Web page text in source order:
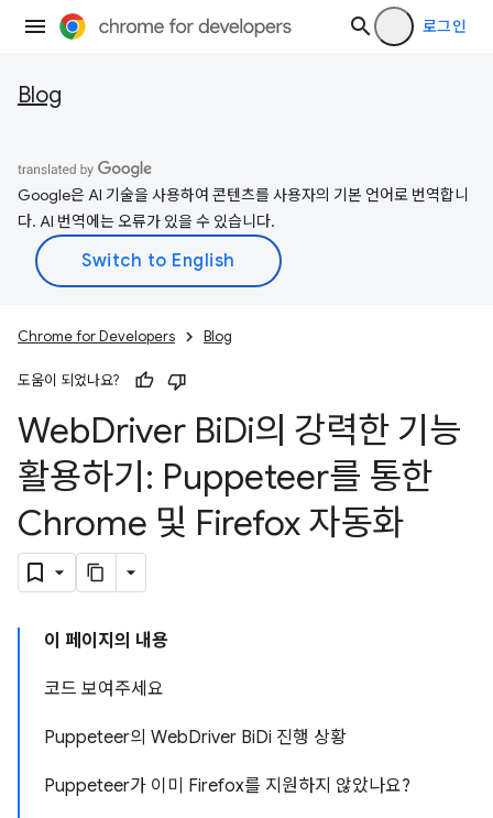
로그인
Blog
Google은 AI 기술을 사용하여 콘텐츠를 사용자의 기본 언어로 번역합니
다. AI 번역에는 오류가 있을 수 있습니다.
Chrome for Developers Blog
도움이 되었나요?
WebDriver BiDi의 강력한 기능
활용하기: Puppeteer를 통한
Chrome 및 Firefox 자동화
이 페이지의 내용
코드 보여주세요
Puppeteer의 WebDriver BiDi 진행 상황
Puppeteer가 이미 Firefox를 지원하지 않았나요?